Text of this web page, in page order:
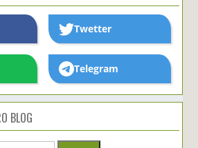
Twetter
Telegram
BLOG